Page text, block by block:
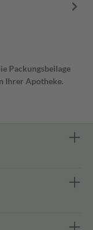
Packungsbeilage
Ihrer Apotheke.